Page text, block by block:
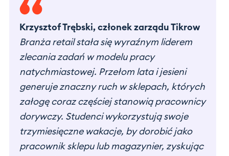
Krzysztof Trębski, członek zarządu Tikrow
Branża retail stała się wyraźnym liderem
zlecania zadań w modelu pracy
natychmiastowej. Przełom lata i jesieni
generuje znaczny ruch w sklepach, których
załogę coraz częściej stanowią pracownicy
dorywczy. Studenci wykorzystują swoje
trzymiesięczne wakacje, by dorobić jako
pracownik sklepu lub magazynier, zyskując